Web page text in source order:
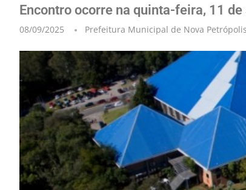
Encontro ocorre na quinta-feira, 11
08/09/2025 Prefeitura Municipal de Nova Petrópolis